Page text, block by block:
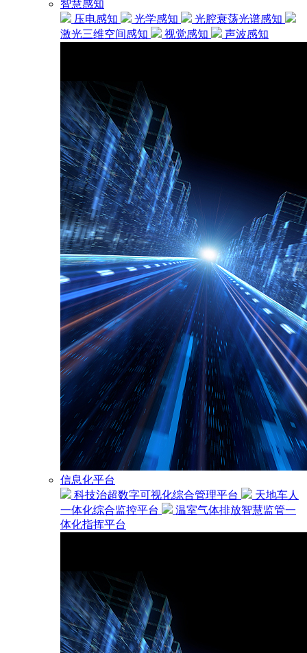
智慧感知
压电感知
光学感知
光腔衰荡光谱感知
激光三维空间感知
视觉感知 声波感知
信息化平台
科技治超数字可视化综合管理平台
天地车人
一体化综合监控平台
温室气体排放智慧监管一
体化指挥平台